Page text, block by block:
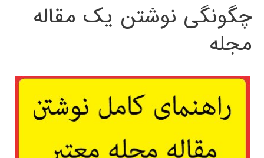
چگونگی نوشتن یک مقاله
مجله